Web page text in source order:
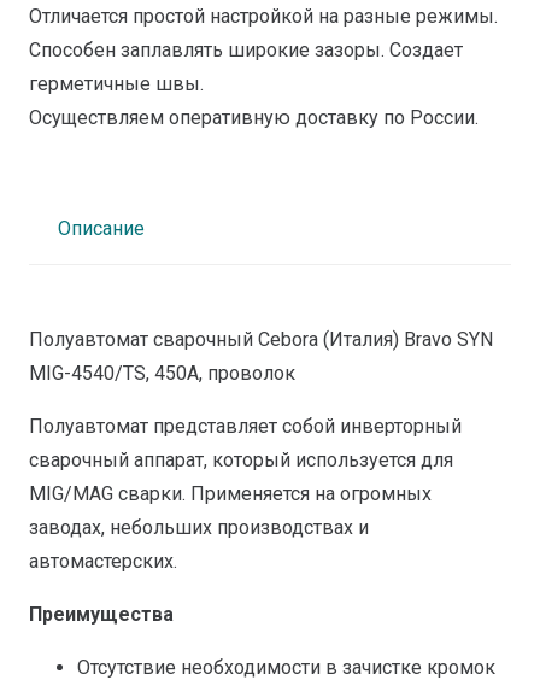
SYN
MIG-
Отличается простой настройкой на разные режимы.
Способен заплавлять широкие зазоры. Создает
герметичные швы.
Осуществляем оперативную доставку по России.
Описание
Полуавтомат сварочный Сebora (Италия) Bravo SYN
MIG-4540/TS, 450А, проволок
Полуавтомат представляет собой инверторный
сварочный аппарат, который используется для
MIG/MAG сварки. Применяется на огромных
заводах, небольших производствах и
автомастерских.
Преимущества
Отсутствие необходимости в зачистке кромок